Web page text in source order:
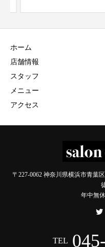
ホーム
店舗情報
スタッフ
メニュー
アクセス
〒227-0062 神奈川県横浜市青葉
年中無
TEL